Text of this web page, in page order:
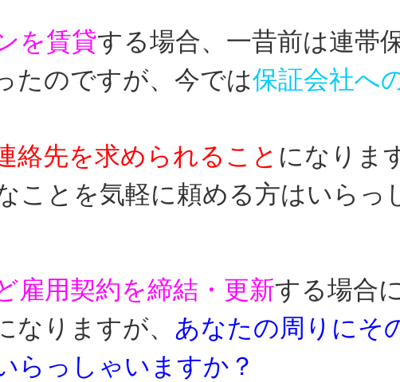
を賃貸する場合、 一昔前は連帯
たのですが、今では保証会社へ
絡先を求められること になりま
ことを気軽に頼める方はいらっ
雇用契約を締結・更新する場合
なりますが、 あなたの周りにそ
らっしゃいますか？